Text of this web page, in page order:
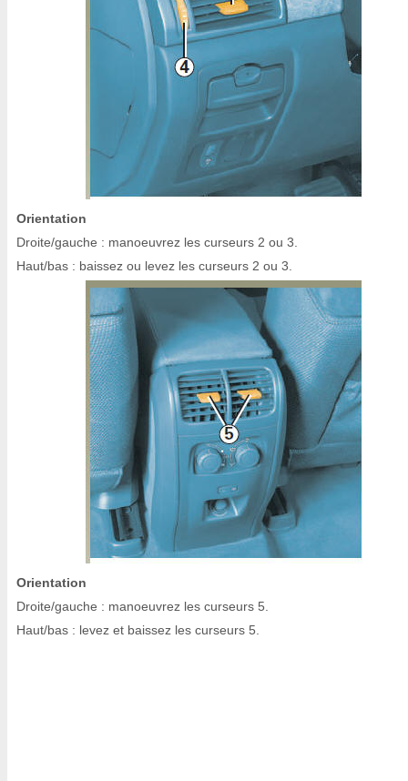
Orientation
Droite/gauche : manoeuvrez les curseurs 2 ou 3.
Haut/bas : baissez ou levez les curseurs 2 ou 3.
Orientation
Droite/gauche : manoeuvrez les curseurs 5.
Haut/bas : levez et baissez les curseurs 5.